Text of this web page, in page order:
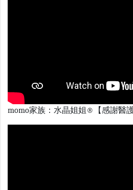
momo家族：水晶姐姐®【感謝醫護